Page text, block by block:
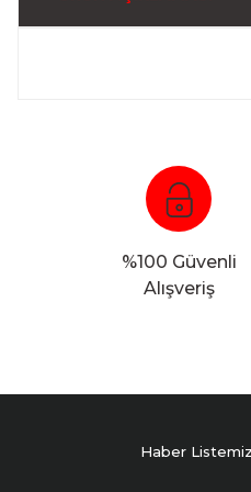
%100 Güvenli
Alışveriş
Haber